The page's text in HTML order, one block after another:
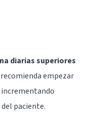
diarias superiores
empezar
incrementando
paciente.